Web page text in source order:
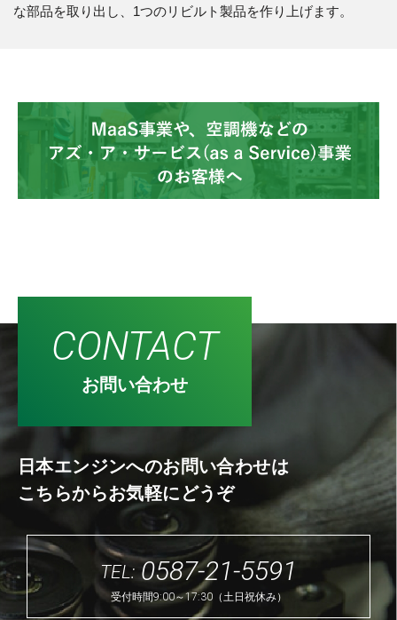
な部品を取り出し、1つのリビルト製品を作り上げます。
CONTACT
お問い合わせ
日本エンジンへのお問い合わせは
こちらからお気軽にどうぞ
TEL:0587-21-5591
受付時間9:00～17:30（土日祝休み）